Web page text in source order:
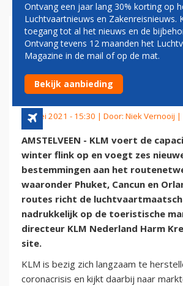
FLINKE
VOOR KLM: ZES
VERRE
26 mei 2021 - 15:30 | Door: Niek Vernooij |
AMSTELVEEN - KLM voert de
winter flink op en voegt zes
bestemmingen aan het
waaronder Phuket, Cancun en
routes richt de
nadrukkelijk op de toeristische
directeur KLM Nederland Harm
site.
KLM is bezig zich langzaam te
coronacrisis en kijkt daarbij naar
Ontvang een jaar lang 30% korting op
Luchtvaartnieuws en Zakenreisnieuws.
toegang tot al het nieuws en de
Ontvang tevens 12 maanden het
Magazine in de mail of op de mat.
Bekijk aanbieding